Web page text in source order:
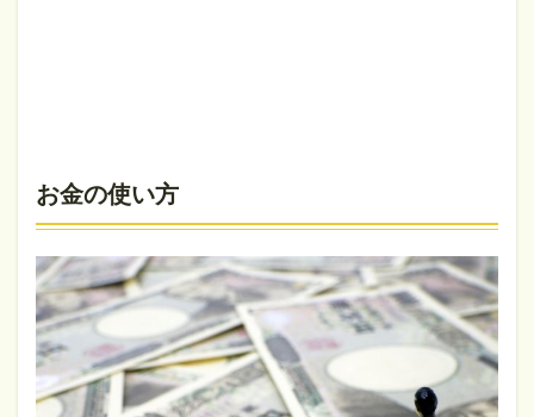
お金の使い方